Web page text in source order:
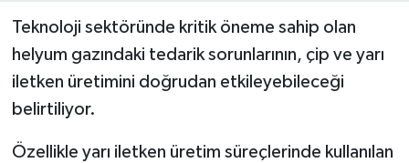
Teknoloji sektöründe kritik öneme sahip olan
helyum gazındaki tedarik sorunlarının, çip ve yarı
iletken üretimini doğrudan etkileyebileceği
belirtiliyor.
Özellikle yarı iletken üretim süreçlerinde kullanılan